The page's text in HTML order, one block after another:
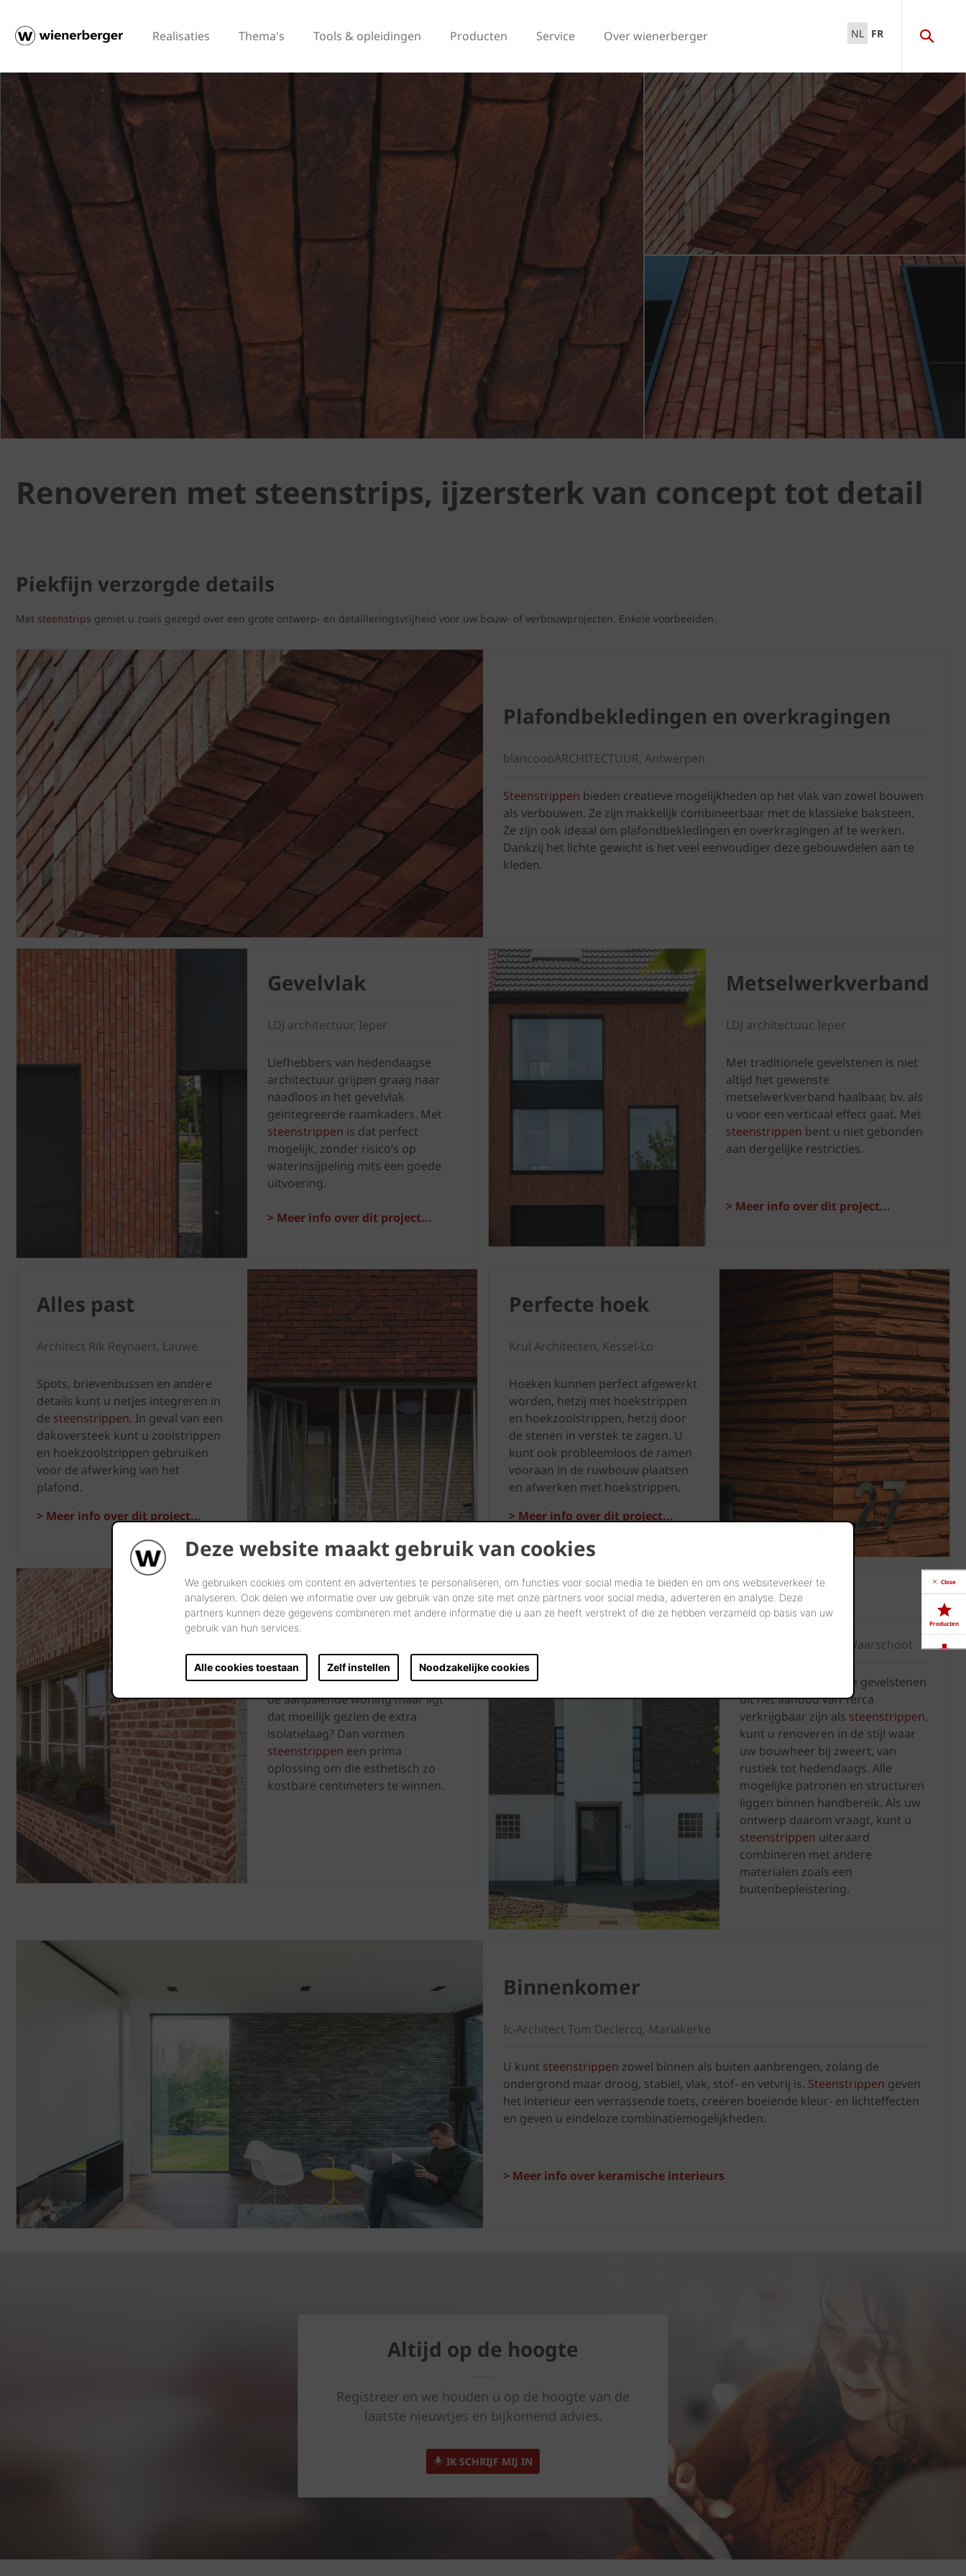
Deze website maakt gebruik van cookies
We gebruiken cookies om content en advertenties te personaliseren, om functies voor social media te bieden en om ons websiteverkeer te
analyseren. Ook delen we informatie over uw gebruik van onze site met onze partners voor social media, adverteren en analyse. Deze
partners kunnen deze gegevens combineren met andere informatie die u aan ze heeft verstrekt of die ze hebben verzameld op basis van uw
gebruik van hun services.
Alle cookies toestaan Zelf instellen Noodzakelijke cookies
Realisaties Thema's Tools & opleidingen Producten Service Over wienerberger NL FR
Renoveren met steenstrips, ijzersterk van concept tot detail
Piekfijn verzorgde details
Met steenstrips geniet u zoals gezegd over een grote ontwerp- en detailleringsvrijheid voor uw bouw- of verbouwprojecten. Enkele voorbeelden.
Plafondbekledingen en overkragingen
blancoooARCHITECTUUR, Antwerpen
Steenstrippen bieden creatieve mogelijkheden op het vlak van zowel bouwen
als verbouwen. Ze zijn makkelijk combineerbaar met de klassieke baksteen.
Ze zijn ook ideaal om plafondbekledingen en overkragingen af te werken.
Dankzij het lichte gewicht is het veel eenvoudiger deze gebouwdelen aan te
kleden.
Gevelvlak
LDJ architectuur, Ieper
Liefhebbers van hedendaagse
architectuur grijpen graag naar
naadloos in het gevelvlak
geïntegreerde raamkaders. Met
steenstrippen is dat perfect
mogelijk, zonder risico’s op
waterinsijpeling mits een goede
uitvoering.
> Meer info over dit project...
Metselwerkverband
LDJ architectuur, Ieper
Met traditionele gevelstenen is niet
altijd het gewenste
metselwerkverband haalbaar, bv. als
u voor een verticaal effect gaat. Met
steenstrippen bent u niet gebonden
aan dergelijke restricties.
> Meer info over dit project...
Alles past
Architect Rik Reynaert, Lauwe
Spots, brievenbussen en andere
details kunt u netjes integreren in
de steenstrippen. In geval van een
dakoversteek kunt u zoolstrippen
en hoekzoolstrippen gebruiken
voor de afwerking van het
plafond.
> Meer info over dit project...
Perfecte hoek
Krul Architecten, Kessel-Lo
Hoeken kunnen perfect afgewerkt
worden, hetzij met hoekstrippen
en hoekzoolstrippen, hetzij door
de stenen in verstek te zagen. U
kunt ook probleemloos de ramen
vooraan in de ruwbouw plaatsen
en afwerken met hoekstrippen.
> Meer info over dit project...
Bouwdiepte
Wilt u aansluiten bij de gevel van
de aanpalende woning maar ligt
dat moeilijk gezien de extra
isolatielaag? Dan vormen
steenstrippen een prima
oplossing om die esthetisch zo
kostbare centimeters te winnen.
Vrije stijl
Architect Tim Oost, Waarschoot
Omdat nagenoeg alle gevelstenen
uit het aanbod van Terca
verkrijgbaar zijn als steenstrippen,
kunt u renoveren in de stijl waar
uw bouwheer bij zweert, van
rustiek tot hedendaags. Alle
mogelijke patronen en structuren
liggen binnen handbereik. Als uw
ontwerp daarom vraagt, kunt u
steenstrippen uiteraard
combineren met andere
materialen zoals een
buitenbepleistering.
Binnenkomer
Ir.-Architect Tom Declercq, Mariakerke
U kunt steenstrippen zowel binnen als buiten aanbrengen, zolang de
ondergrond maar droog, stabiel, vlak, stof- en vetvrij is. Steenstrippen geven
het interieur een verrassende toets, creëren boeiende kleur- en lichteffecten
en geven u eindeloze combinatiemogelijkheden.
> Meer info over keramische interieurs
Altijd op de hoogte
Registreer en we houden u op de hoogte van de
laatste nieuwtjes en bijkomend advies.
IK SCHRIJF MIJ IN
Close
Producten